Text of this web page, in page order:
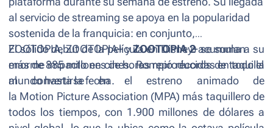
al servicio de streaming se apoya en la popularidad
sostenida de la franquicia: en conjunto,
ZOOTOPIA,ZOOTOPIA+y ZOOTOPIA 2acumulan
más de 885 millones de horas reproducidas en todo el
mundo hasta la fecha.
El sólido debut de la película en Disney+ se suma a su
enorme impacto en cines. Rompió récords de taquilla
al convertirse en el estreno animado de
la Motion Picture Association (MPA) más taquillero de
todos los tiempos, con 1.900 millones de dólares a